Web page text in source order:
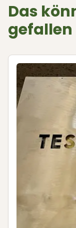
Das
gefallen